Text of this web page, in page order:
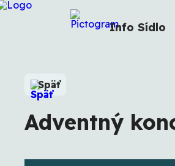
Info Sídlo
Späť
Adventný